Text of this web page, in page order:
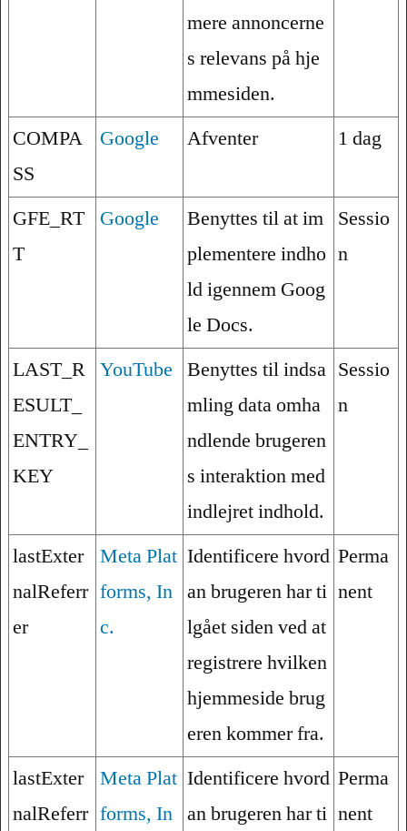
mere annoncerne
s relevans på hje
mmesiden.
COMPA
SS
Google Afventer 1 dag
GFE_RT
T
Google
Benyttes til at im
plementere indho
ld igennem Goog
le Docs.
Sessio
n
LAST_R
ESULT_
ENTRY_
KEY
YouTube
Benyttes til indsa
mling data omha
ndlende brugeren
s interaktion med
indlejret indhold.
Sessio
n
lastExter
nalReferr
er
Meta Plat
forms, In
c.
Identificere hvord
an brugeren har ti
lgået siden ved at
registrere hvilken
hjemmeside brug
eren kommer fra.
Perma
nent
lastExter
nalReferr
Meta Plat
forms, In
Identificere hvord
an brugeren har ti
Perma
nent